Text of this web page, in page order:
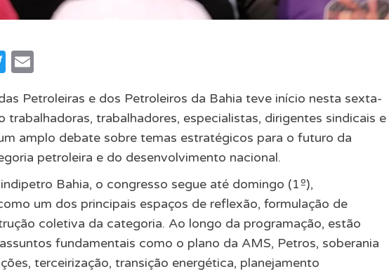
Twitter
Email
Petroleiras e dos Petroleiros da Bahia teve início nesta sexta-
trabalhadoras, trabalhadores, especialistas, dirigentes sindicais e
amplo debate sobre temas estratégicos para o futuro da
petroleira e do desenvolvimento nacional.
Bahia, o congresso segue até domingo (1º),
um dos principais espaços de reflexão, formulação de
coletiva da categoria. Ao longo da programação, estão
fundamentais como o plano da AMS, Petros, soberania
terceirização, transição energética, planejamento